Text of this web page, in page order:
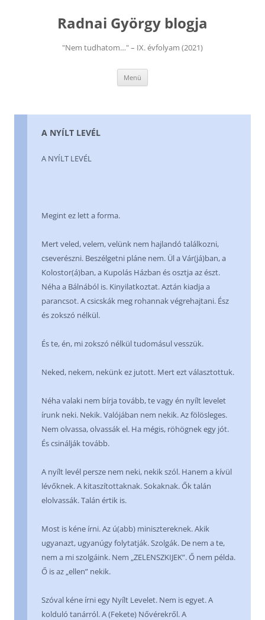
Radnai György blogja
"Nem tudhatom…" – IX. évfolyam (2021)
Menü
A NYÍLT LEVÉL
A NYÍLT LEVÉL
Megint ez lett a forma.
Mert veled, velem, velünk nem hajlandó találkozni,
cseverészni. Beszélgetni pláne nem. Ül a Vár(já)ban, a
Kolostor(á)ban, a Kupolás Házban és osztja az észt.
Néha a Bálnából is. Kinyilatkoztat. Aztán kiadja a
parancsot. A csicskák meg rohannak végrehajtani. Ész
és zokszó nélkül.
És te, én, mi zokszó nélkül tudomásul vesszük.
Neked, nekem, nekünk ez jutott. Mert ezt választottuk.
Néha valaki nem bírja tovább, te vagy én nyílt levelet
írunk neki. Nekik. Valójában nem nekik. Az fölösleges.
Nem olvassa, olvassák el. Ha mégis, röhögnek egy jót.
És csinálják tovább.
A nyílt levél persze nem neki, nekik szól. Hanem a kívül
lévőknek. A kitaszítottaknak. Sokaknak. Ők talán
elolvassák. Talán értik is.
Most is kéne írni. Az ú(abb) minisztereknek. Akik
ugyanazt, ugyanúgy folytatják. Szolgák. De nem a te,
nem a mi szolgáink. Nem „ZELENSZKIJEK”. Ő nem példa.
Ő is az „ellen” nekik.
Szóval kéne írni egy Nyílt Levelet. Nem is egyet. A
kolduló tanárról. A (Fekete) Nővérekről. A